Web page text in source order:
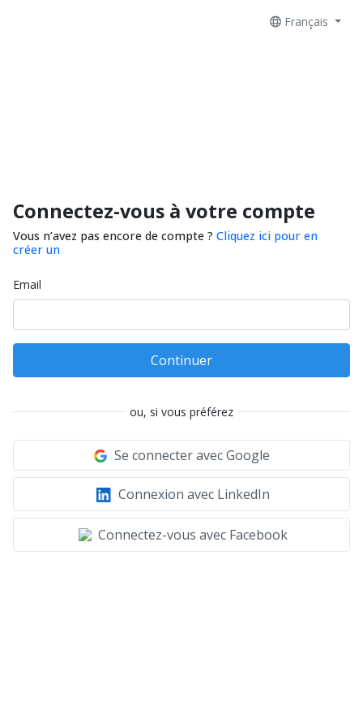
Français
Connectez-vous à votre compte
Vous n’avez pas encore de compte ? Cliquez ici pour en
créer un
Email
Continuer
ou, si vous préférez
Se connecter avec Google
Connexion avec LinkedIn
Connectez-vous avec Facebook